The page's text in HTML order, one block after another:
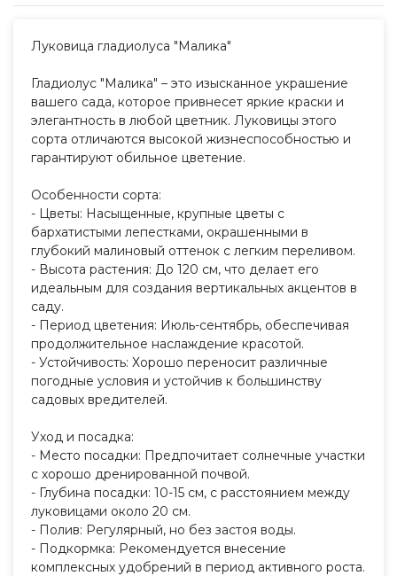
Луковица гладиолуса "Малика"
Гладиолус "Малика" – это изысканное украшение
вашего сада, которое привнесет яркие краски и
элегантность в любой цветник. Луковицы этого
сорта отличаются высокой жизнеспособностью и
гарантируют обильное цветение.
Особенности сорта:
- Цветы: Насыщенные, крупные цветы с
бархатистыми лепестками, окрашенными в
глубокий малиновый оттенок с легким переливом.
- Высота растения: До 120 см, что делает его
идеальным для создания вертикальных акцентов в
саду.
- Период цветения: Июль-сентябрь, обеспечивая
продолжительное наслаждение красотой.
- Устойчивость: Хорошо переносит различные
погодные условия и устойчив к большинству
садовых вредителей.
Уход и посадка:
- Место посадки: Предпочитает солнечные участки
с хорошо дренированной почвой.
- Глубина посадки: 10-15 см, с расстоянием между
луковицами около 20 см.
- Полив: Регулярный, но без застоя воды.
- Подкормка: Рекомендуется внесение
комплексных удобрений в период активного роста.